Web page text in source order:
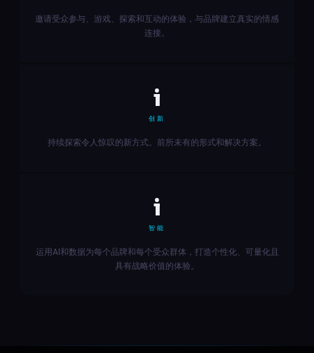
邀请受众参与、游戏、探索和互动的体验，与品牌建立真实的情感
连接。
i
创新
持续探索令人惊叹的新方式。前所未有的形式和解决方案。
i
智能
运用AI和数据为每个品牌和每个受众群体，打造个性化、可量化且
具有战略价值的体验。